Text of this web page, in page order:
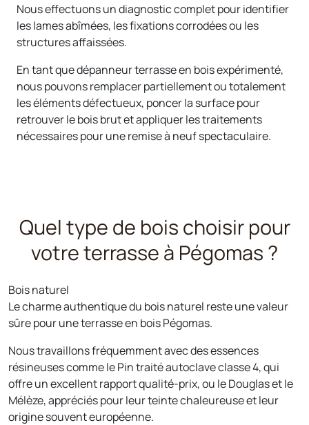
Nous effectuons un diagnostic complet pour identifier
les lames abîmées, les fixations corrodées ou les
structures affaissées.
En tant que dépanneur terrasse en bois expérimenté,
nous pouvons remplacer partiellement ou totalement
les éléments défectueux, poncer la surface pour
retrouver le bois brut et appliquer les traitements
nécessaires pour une remise à neuf spectaculaire.
Quel type de bois choisir pour
votre terrasse à Pégomas ?
Bois naturel
Le charme authentique du bois naturel reste une valeur
sûre pour une terrasse en bois Pégomas.
Nous travaillons fréquemment avec des essences
résineuses comme le Pin traité autoclave classe 4, qui
offre un excellent rapport qualité-prix, ou le Douglas et le
Mélèze, appréciés pour leur teinte chaleureuse et leur
origine souvent européenne.